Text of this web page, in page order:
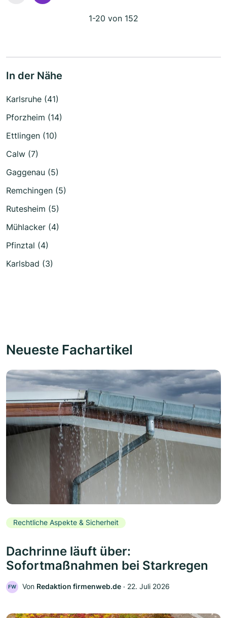
1-20 von 152
In der Nähe
Karlsruhe (41)
Pforzheim (14)
Ettlingen (10)
Calw (7)
Gaggenau (5)
Remchingen (5)
Rutesheim (5)
Mühlacker (4)
Pfinztal (4)
Karlsbad (3)
Neueste Fachartikel
Rechtliche Aspekte & Sicherheit
Dachrinne läuft über:
Sofortmaßnahmen bei Starkregen
FW Von Redaktion firmenweb.de ‧ 22. Juli 2026